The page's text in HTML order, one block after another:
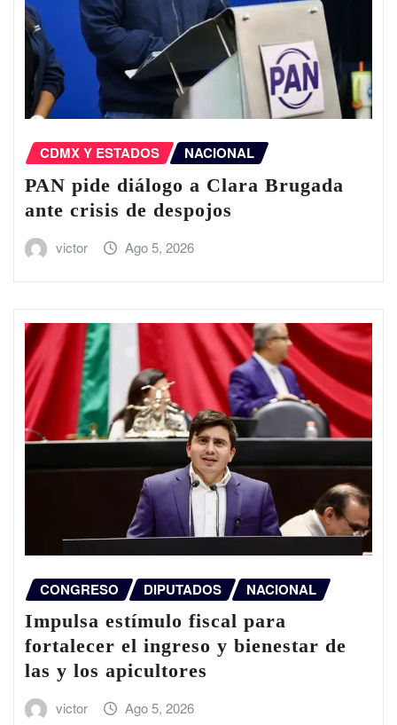
CDMX Y ESTADOS NACIONAL
PAN pide diálogo a Clara Brugada
ante crisis de despojos
victor Ago 5, 2026
CONGRESO DIPUTADOS NACIONAL
Impulsa estímulo fiscal para
fortalecer el ingreso y bienestar de
las y los apicultores
victor Ago 5, 2026